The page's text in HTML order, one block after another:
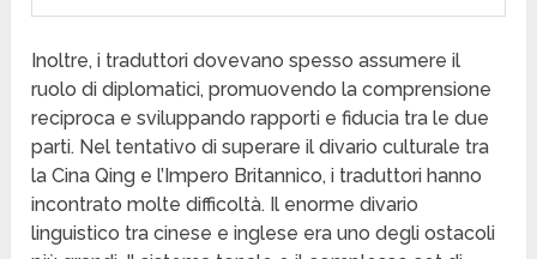
Inoltre, i traduttori dovevano spesso assumere il
ruolo di diplomatici, promuovendo la comprensione
reciproca e sviluppando rapporti e fiducia tra le due
parti. Nel tentativo di superare il divario culturale tra
la Cina Qing e l’Impero Britannico, i traduttori hanno
incontrato molte difficoltà. Il enorme divario
linguistico tra cinese e inglese era uno degli ostacoli